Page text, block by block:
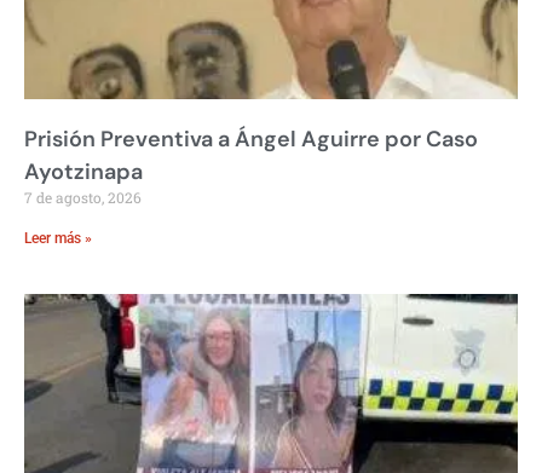
Prisión Preventiva a Ángel Aguirre por Caso
Ayotzinapa
7 de agosto, 2026
Leer más »